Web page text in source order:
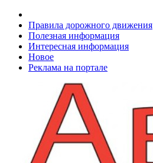
Правила дорожного движения
Полезная информация
Интересная информация
Новое
Реклама на портале